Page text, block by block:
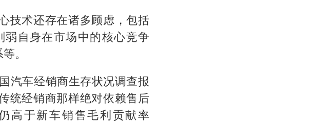
技术还存在诸多顾虑，包括
自身在市场中的核心竞争
。
汽车经销商生存状况调查报
统经销商那样绝对依赖售后
高于新车销售毛利贡献率